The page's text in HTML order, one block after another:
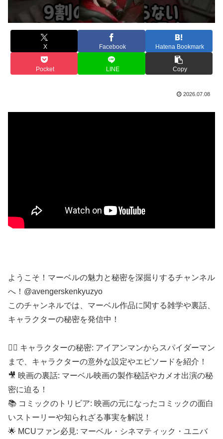
X Facebook Hatena Bookmark
Pocket LINE Copy
2026.07.08
ようこそ！マーベルの魅力と秘密を深掘りするチャンネル
へ！@avengerskenkyuzyo
このチャンネルでは、マーベル作品に関する雑学や裏話、
キャラクターの秘密を発信中！
🦸‍♂️ キャラクターの秘密: アイアンマンからスパイダーマン
まで、キャラクターの意外な設定やエピソードを紹介！
🎥 映画の裏話: マーベル映画の製作秘話やカメオ出演の秘
密に迫る！
📚 コミックのトリビア: 映画の元になったコミックの面白
いストーリーや知られざる事実を解説！
🌟 MCUファン必見: マーベル・シネマティック・ユニバ